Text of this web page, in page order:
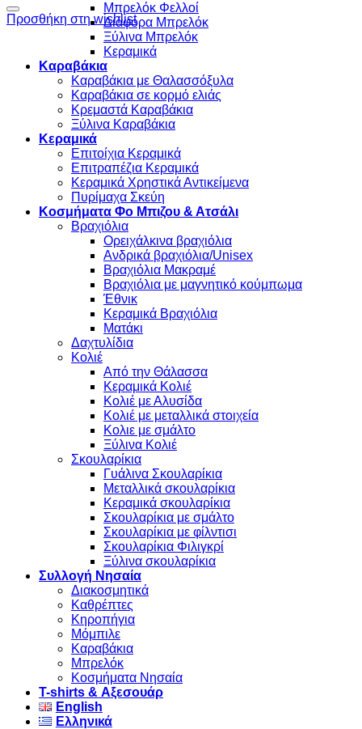
Μπρελόκ Φελλοί
Διάφορα Μπρελόκ
Ξύλινα Μπρελόκ
Κεραμικά
Καραβάκια
Καραβάκια με Θαλασσόξυλα
Καραβάκια σε κορμό ελιάς
Κρεμαστά Καραβάκια
Ξύλινα Καραβάκια
Κεραμικά
Επιτοίχια Κεραμικά
Επιτραπέζια Κεραμικά
Κεραμικά Χρηστικά Αντικείμενα
Πυρίμαχα Σκεύη
Κοσμήματα Φο Μπιζου & Ατσάλι
Βραχιόλια
Oρειχάλκινα βραχιόλια
Ανδρικά βραχιόλια/Unisex
Βραχιόλια Μακραμέ
Βραχιόλια με μαγνητικό κούμπωμα
Έθνικ
Κεραμικά Βραχιόλια
Ματάκι
Δαχτυλίδια
Κολιέ
Από την Θάλασσα
Κεραμικά Κολιέ
Κολιέ με Αλυσίδα
Κολιέ με μεταλλικά στοιχεία
Κολιε με σμάλτο
Ξύλινα Κολιέ
Σκουλαρίκια
Γυάλινα Σκουλαρίκια
Μεταλλικά σκουλαρίκια
Κεραμικά σκουλαρίκια
Σκουλαρίκια με σμάλτο
Σκουλαρίκια με φίλντισι
Σκουλαρίκια Φιλιγκρί
Ξύλινα σκουλαρίκια
Συλλογή Νησαία
Διακοσμητικά
Καθρέπτες
Κηροπήγια
Μόμπιλε
Καραβάκια
Μπρελόκ
Κοσμήματα Νησαία
Τ-shirts & Αξεσουάρ
English
Ελληνικά
Προσθήκη στη wishlist